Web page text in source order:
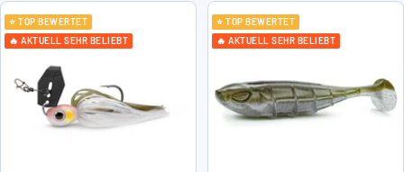
⭐ TOP BEWERTET
🔥 AKTUELL SEHR BELIEBT
⭐ TOP BEWERTET
🔥 AKTUELL SEHR BELIEBT